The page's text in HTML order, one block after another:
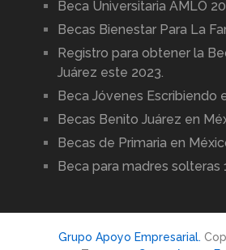
Beca Universitaria AMLO
Becas Bienestar Para La
Registro para obtener la
Juárez este 2023.
Beca Jóvenes Escribiendo
Becas Benito Juárez en
Becas de Primaria en
Beca para madres solteras
Grupo Apoyo Empresarial.